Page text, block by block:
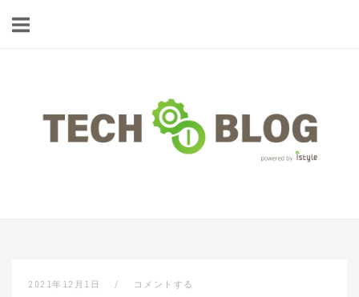
2021年12月1日 コメントする